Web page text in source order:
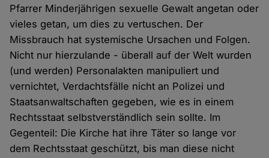
Pfarrer Minderjährigen sexuelle Gewalt angetan oder
vieles getan, um dies zu vertuschen. Der
Missbrauch hat systemische Ursachen und Folgen.
Nicht nur hierzulande - überall auf der Welt wurden
(und werden) Personalakten manipuliert und
vernichtet, Verdachtsfälle nicht an Polizei und
Staatsanwaltschaften gegeben, wie es in einem
Rechtsstaat selbstverständlich sein sollte. Im
Gegenteil: Die Kirche hat ihre Täter so lange vor
dem Rechtsstaat geschützt, bis man diese nicht